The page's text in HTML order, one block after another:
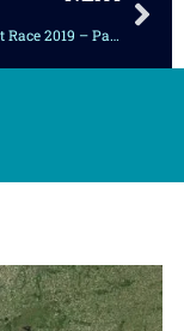
Mini Fastnet Race 2019 – Part05